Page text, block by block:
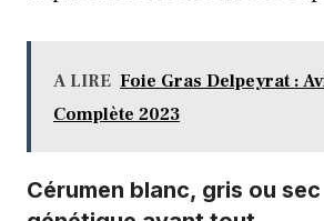
A LIRE Foie Gras Delpeyrat :
Complète 2023
Cérumen blanc, gris ou sec